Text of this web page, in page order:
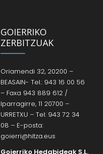
GOIERRIKO
ZERBITZUAK
Oriamendi 32, 20200 –
BEASAIN- Tel.: 943 16 00 56
– Faxa 943 889 612 /
Iparragirre, 11 20700 –
URRETXU – Tel: 943 72 34
08 – E-posta:
goierri@hitza.eus
Goierriko Hedabideak S.L.